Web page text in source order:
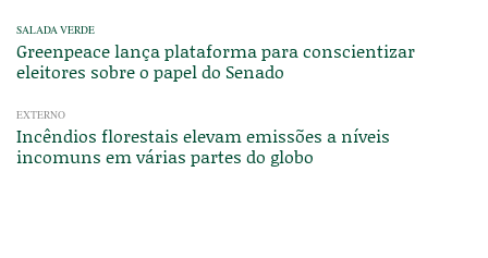
SALADA VERDE
Greenpeace lança plataforma para conscientizar
eleitores sobre o papel do Senado
EXTERNO
Incêndios florestais elevam emissões a níveis
incomuns em várias partes do globo